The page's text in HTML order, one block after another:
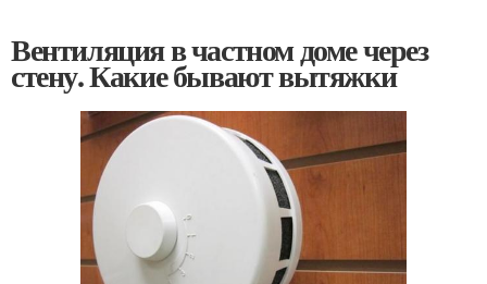
Вентиляция в частном доме через
стену. Какие бывают вытяжки